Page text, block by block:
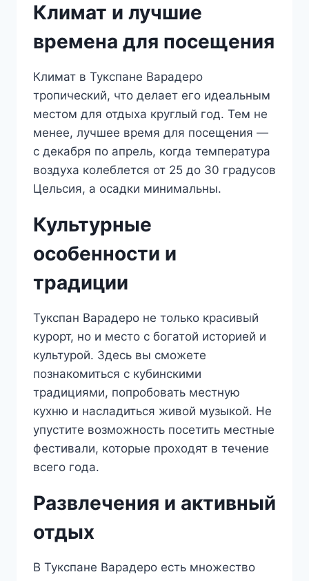
Климат и лучшие
времена для посещения
Климат в Тукспане Варадеро
тропический, что делает его идеальным
местом для отдыха круглый год. Тем не
менее, лучшее время для посещения —
с декабря по апрель, когда температура
воздуха колеблется от 25 до 30 градусов
Цельсия, а осадки минимальны.
Культурные
особенности и
традиции
Тукспан Варадеро не только красивый
курорт, но и место с богатой историей и
культурой. Здесь вы сможете
познакомиться с кубинскими
традициями, попробовать местную
кухню и насладиться живой музыкой. Не
упустите возможность посетить местные
фестивали, которые проходят в течение
всего года.
Развлечения и активный
отдых
В Тукспане Варадеро есть множество